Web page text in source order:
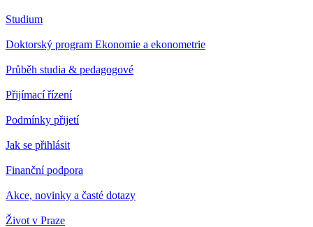
Studium
Doktorský program Ekonomie a ekonometrie
Průběh studia & pedagogové
Přijímací řízení
Podmínky přijetí
Jak se přihlásit
Finanční podpora
Akce, novinky a časté dotazy
Život v Praze